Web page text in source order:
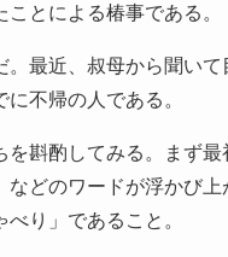
とによる椿事である。
最近、叔母から聞い
不帰の人である。
斟酌してみる。まず最
などのワードが浮かび
り」であること。